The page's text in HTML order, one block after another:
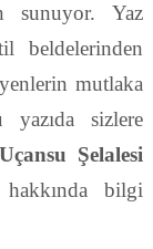
sunuyor. Yaz
beldelerinden
mutlaka
sizlere
Uçansu Şelalesi
bilgi